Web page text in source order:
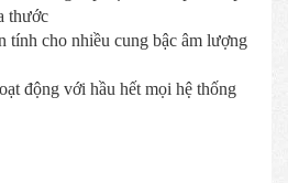
thước
tính cho nhiều cung bậc âm lượng
động với hầu hết mọi hệ thống